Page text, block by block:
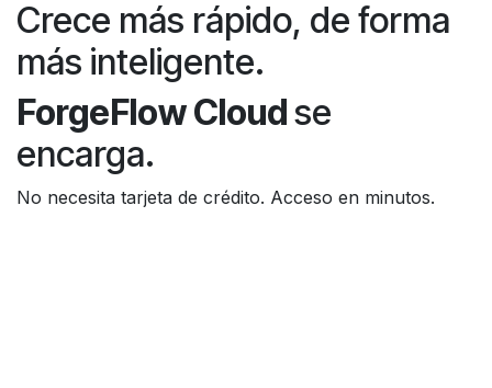
Crece más rápido, de forma
más inteligente.
ForgeFlow Cloudse
encarga.
No necesita tarjeta de crédito. Acceso en minutos.